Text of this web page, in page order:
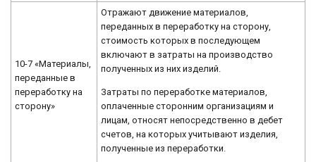
10-7 «Материалы,
переданные в
переработку на
сторону»
Отражают движение материалов,
переданных в переработку на сторону,
стоимость которых в последующем
включают в затраты на производство
полученных из них изделий.
Затраты по переработке материалов,
оплаченные сторонним организациям и
лицам, относят непосредственно в дебет
счетов, на которых учитывают изделия,
полученные из переработки.